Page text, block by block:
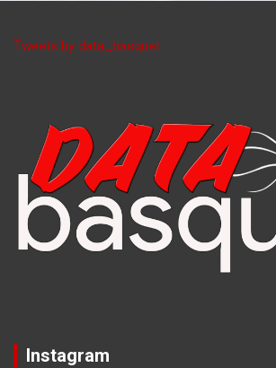
Tweets by data_basquet
Instagram